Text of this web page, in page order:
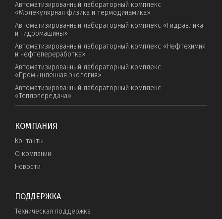
Автоматизированный лабораторный комплекс
«Молекулярная физика и термодинамика»
Автоматизированный лабораторный комплекс «Гидравлика
и гидромашины»
Автоматизированный лабораторный комплекс «Нефтехимия
и нефтепереработка»
Автоматизированный лабораторный комплекс
«Промышленная экология»
Автоматизированный лабораторный комплекс
«Теплопередача»
КОМПАНИЯ
Контакты
О компании
Новости
ПОДДЕРЖКА
Техническая поддержка